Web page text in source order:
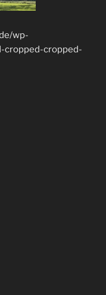
wp-
cropped-cropped-